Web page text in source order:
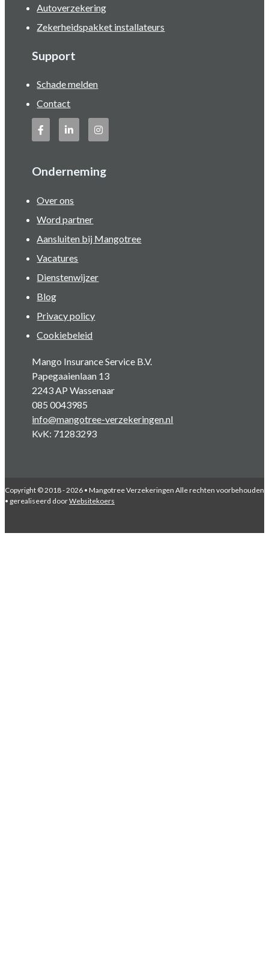
Autoverzekering
Zekerheidspakket installateurs
Support
Schade melden
Contact
Onderneming
Over ons
Word partner
Aansluiten bij Mangotree
Vacatures
Dienstenwijzer
Blog
Privacy policy
Cookiebeleid
Mango Insurance Service B.V.
Papegaaienlaan 13
2243 AP Wassenaar
085 0043985
info@mangotree-verzekeringen.nl
KvK: 71283293
Copyright © 2018 - 2026 • Mangotree Verzekeringen Alle rechten voorbehouden
• gerealiseerd doorWebsitekoers